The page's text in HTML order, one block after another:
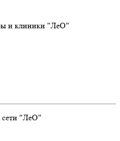
и клиники "ЛеО"
сети "ЛеО"